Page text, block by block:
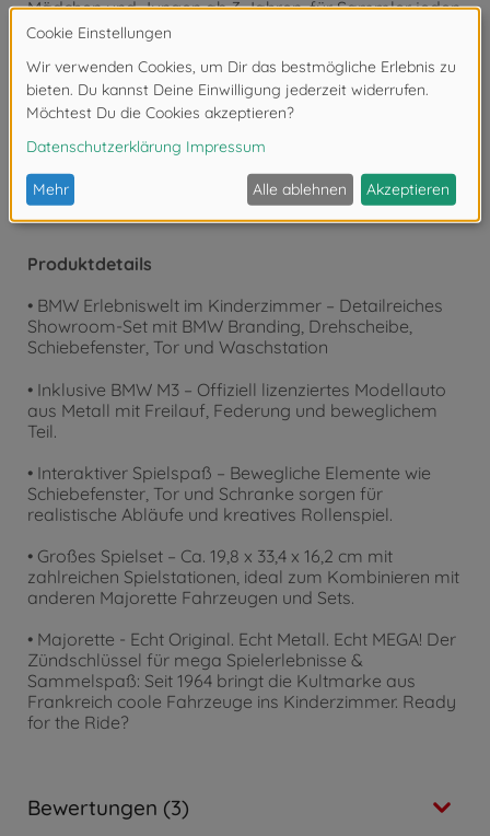
Mädchen und Jungen ab 3 Jahren, für Sammler jeden
Alters – für alle, die Fahrzeuge lieben. Majorette? Echt
Achtung!Nicht geeignet für Kinder unter 3
Jahren. Erstickungsgefahr durch Kleinteile.
Produktdetails
• BMW Erlebniswelt im Kinderzimmer – Detailreiches
Showroom-Set mit BMW Branding, Drehscheibe,
Schiebefenster, Tor und Waschstation
• Inklusive BMW M3 – Offiziell lizenziertes Modellauto
aus Metall mit Freilauf, Federung und beweglichem
Teil.
• Interaktiver Spielspaß – Bewegliche Elemente wie
Schiebefenster, Tor und Schranke sorgen für
realistische Abläufe und kreatives Rollenspiel.
• Großes Spielset – Ca. 19,8 x 33,4 x 16,2 cm mit
zahlreichen Spielstationen, ideal zum Kombinieren mit
anderen Majorette Fahrzeugen und Sets.
• Majorette - Echt Original. Echt Metall. Echt MEGA! Der
Zündschlüssel für mega Spielerlebnisse &
Sammelspaß: Seit 1964 bringt die Kultmarke aus
Frankreich coole Fahrzeuge ins Kinderzimmer. Ready
for the Ride?
Bewertungen (3)